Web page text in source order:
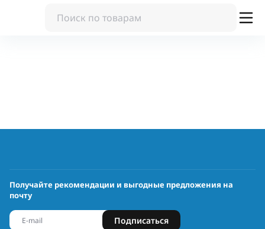
Получайте рекомендации и выгодные предложения на
почту
Подписаться